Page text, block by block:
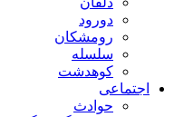
دورود
رومشکان
سلسله
کوهدشت
اجتماعی
حوادث